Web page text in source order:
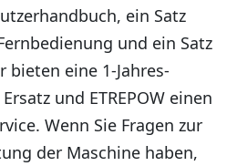
ein Satz
und ein Satz
bieten eine 1-Jahres-
und ETREPOW einen
Wenn Sie Fragen zur
der Maschine haben,